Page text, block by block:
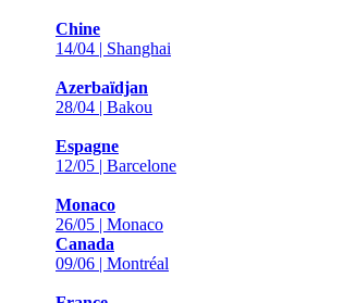
Chine
14/04 | Shanghai
Azerbaïdjan
28/04 | Bakou
Espagne
12/05 | Barcelone
Monaco
26/05 | Monaco
Canada
09/06 | Montréal